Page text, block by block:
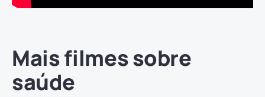
Mais filmes sobre
saúde